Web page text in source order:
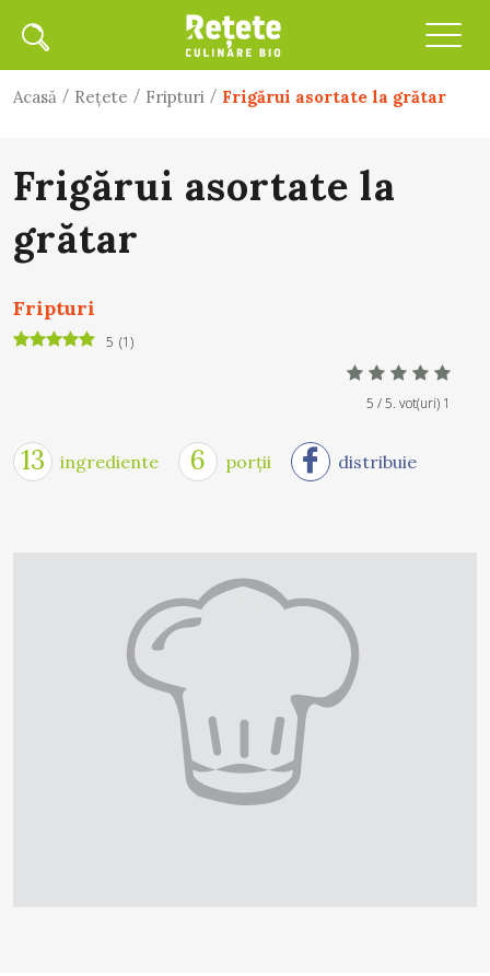
Acasă / Rețete / Fripturi / Frigărui asortate la grătar
Frigărui asortate la
grătar
Fripturi
5 (1)
5 / 5. vot(uri) 1
13 ingrediente 6 porții distribuie